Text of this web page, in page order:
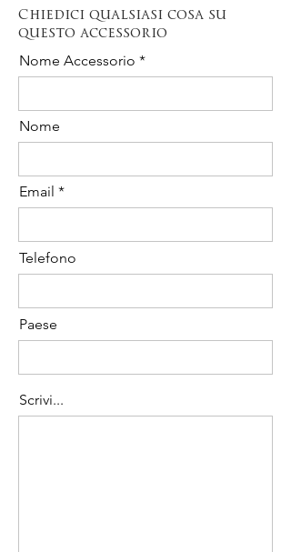
in qualsiasi momento.
Il costo è pari al 20% del totale
dell'acquisto.
Contattaci per richiedere la disponibilità
dell' Ordine Urgente per il seguente
Chiedici qualsiasi cosa su
questo accessorio
Nome Accessorio
Nome
Email
Telefono
Paese
Scrivi...